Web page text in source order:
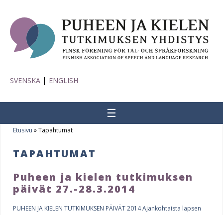
SVENSKA | ENGLISH
o
u
a
r
Etusivu »Tapahtumat
TAPAHTUMAT
Puheen ja kielen tutkimuksen
päivät 27.-28.3.2014
PUHEEN JA KIELEN TUTKIMUKSEN PÄIVÄT 2014 Ajankohtaista lapsen
P
a
☰